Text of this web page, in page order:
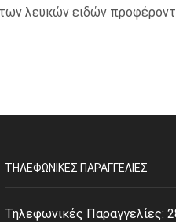
λευκών ειδών
ΤΗΛΕΦΩΝΙΚΈΣ ΠΑΡΑΓΓΕΛΊΕΣ
Τηλεφωνικές Παραγγελίες: